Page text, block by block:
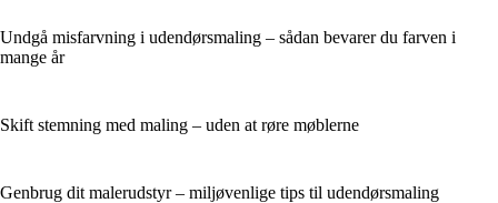
Undgå misfarvning i udendørsmaling – sådan bevarer du farven i
mange år
Skift stemning med maling – uden at røre møblerne
Genbrug dit malerudstyr – miljøvenlige tips til udendørsmaling